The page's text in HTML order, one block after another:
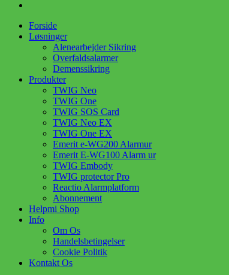
Forside
Løsninger
Alenearbejder Sikring
Overfaldsalarmer
Demenssikring
Produkter
TWIG Neo
TWIG One
TWIG SOS Card
TWIG Neo EX
TWIG One EX
Emerit e-WG200 Alarmur
Emerit E-WG100 Alarm ur
TWIG Embody
TWIG protector Pro
Reactio Alarmplatform
Abonnement
Helpmi Shop
Info
Om Os
Handelsbetingelser
Cookie Politik
Kontakt Os